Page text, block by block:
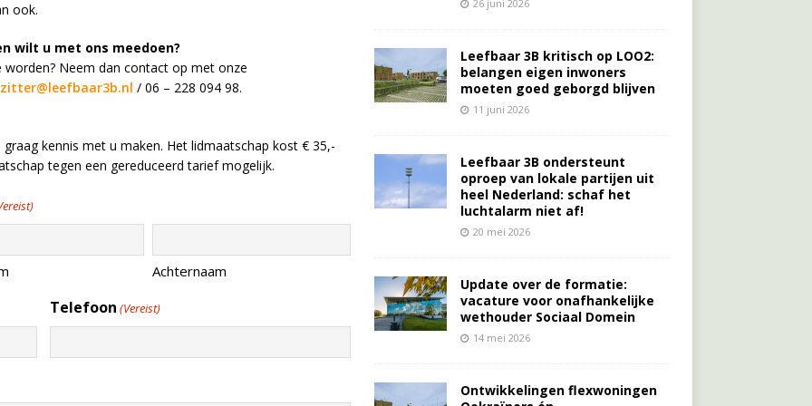
ook.
wilt u met ons meedoen?
Neem dan contact op met onze
/ 06 – 228 094 98.
kennis met u maken. Het lidmaatschap kost € 35,-
tegen een gereduceerd tarief mogelijk.
Achternaam
Telefoon (Vereist)
26 juni 2026
Leefbaar 3B kritisch op LOO2:
belangen eigen inwoners
moeten goed geborgd blijven
11 juni 2026
Leefbaar 3B ondersteunt
oproep van lokale partijen uit
heel Nederland: schaf het
luchtalarm niet af!
20 mei 2026
Update over de formatie:
vacature voor onafhankelijke
wethouder Sociaal Domein
14 mei 2026
Ontwikkelingen flexwoningen